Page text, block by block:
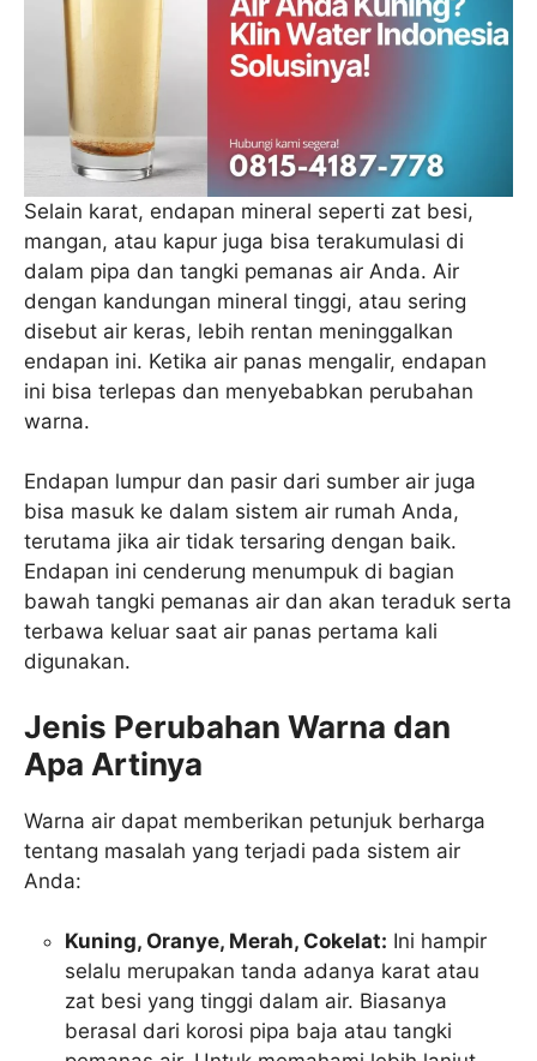
Selain karat, endapan mineral seperti zat besi,
mangan, atau kapur juga bisa terakumulasi di
dalam pipa dan tangki pemanas air Anda. Air
dengan kandungan mineral tinggi, atau sering
disebut air keras, lebih rentan meninggalkan
endapan ini. Ketika air panas mengalir, endapan
ini bisa terlepas dan menyebabkan perubahan
warna.
Endapan lumpur dan pasir dari sumber air juga
bisa masuk ke dalam sistem air rumah Anda,
terutama jika air tidak tersaring dengan baik.
Endapan ini cenderung menumpuk di bagian
bawah tangki pemanas air dan akan teraduk serta
terbawa keluar saat air panas pertama kali
digunakan.
Jenis Perubahan Warna dan
Apa Artinya
Warna air dapat memberikan petunjuk berharga
tentang masalah yang terjadi pada sistem air
Anda:
Kuning, Oranye, Merah, Cokelat: Ini hampir
selalu merupakan tanda adanya karat atau
zat besi yang tinggi dalam air. Biasanya
berasal dari korosi pipa baja atau tangki